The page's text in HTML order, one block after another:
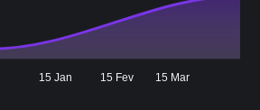
15 Jan 15 Fev 15 Mar